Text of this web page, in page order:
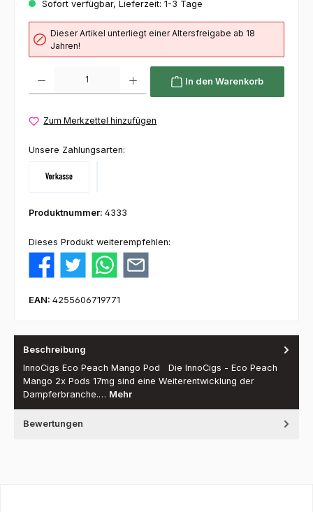
Sofort verfügbar, Lieferzeit: 1-3 Tage
Dieser Artikel unterliegt einer Altersfreigabe ab 18
Jahren!
In den Warenkorb
Zum Merkzettel hinzufügen
Unsere Zahlungsarten:
Produktnummer: 4333
Dieses Produkt weiterempfehlen:
EAN: 4255606719771
Beschreibung
InnoCigs Eco Peach Mango Pod Die InnoCigs - Eco Peach
Mango 2x Pods 17mg sind eine Weiterentwicklung der
Dampferbranche.… Mehr
Bewertungen